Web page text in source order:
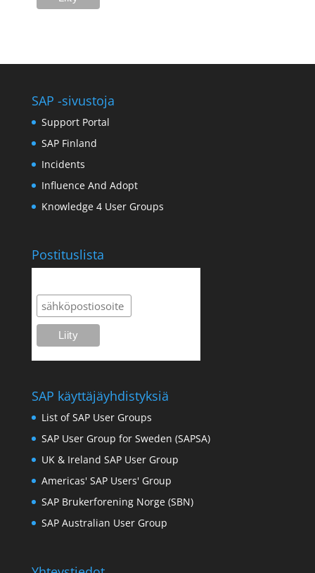
SAP -sivustoja
Support Portal
SAP Finland
Incidents
Influence And Adopt
Knowledge 4 User Groups
Postituslista
SAP käyttäjäyhdistyksiä
List of SAP User Groups
SAP User Group for Sweden (SAPSA)
UK & Ireland SAP User Group
Americas' SAP Users' Group
SAP Brukerforening Norge (SBN)
SAP Australian User Group